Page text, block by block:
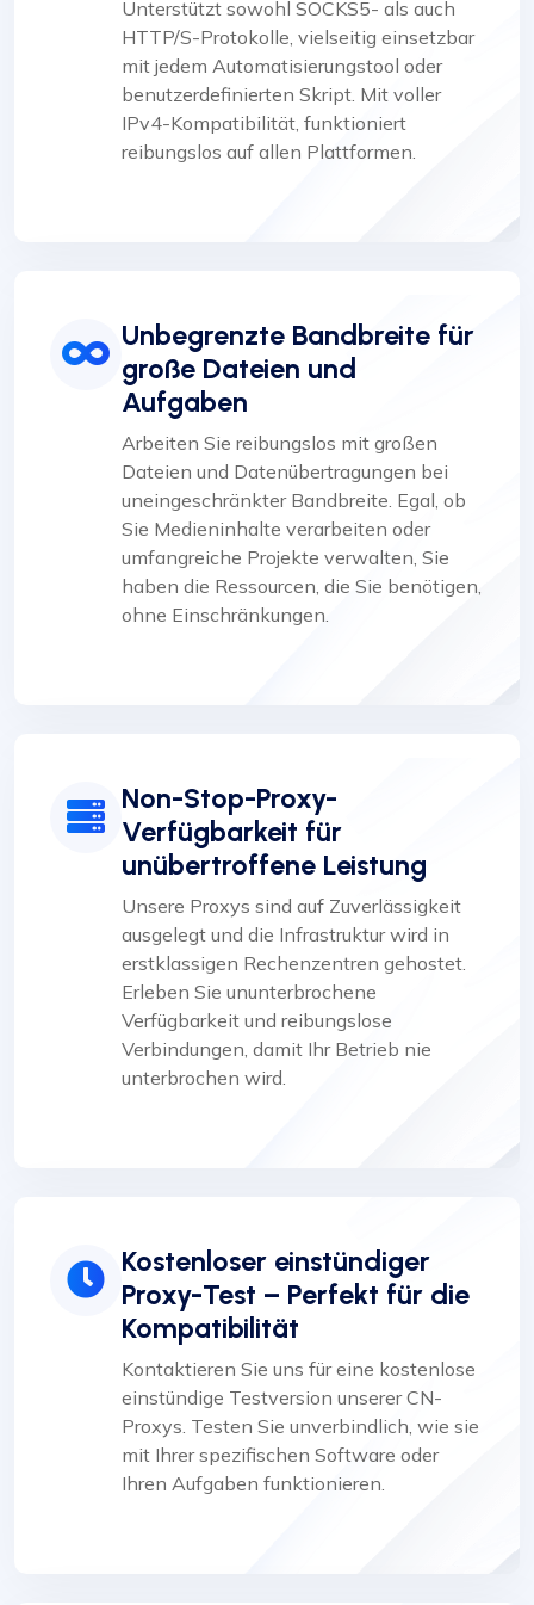
Unterstützt sowohl SOCKS5- als auch
HTTP/S-Protokolle, vielseitig einsetzbar
mit jedem Automatisierungstool oder
benutzerdefinierten Skript. Mit voller
IPv4-Kompatibilität, funktioniert
reibungslos auf allen Plattformen.
Unbegrenzte Bandbreite für
große Dateien und
Aufgaben
Arbeiten Sie reibungslos mit großen
Dateien und Datenübertragungen bei
uneingeschränkter Bandbreite. Egal, ob
Sie Medieninhalte verarbeiten oder
umfangreiche Projekte verwalten, Sie
haben die Ressourcen, die Sie benötigen,
ohne Einschränkungen.
Non-Stop-Proxy-
Verfügbarkeit für
unübertroffene Leistung
Unsere Proxys sind auf Zuverlässigkeit
ausgelegt und die Infrastruktur wird in
erstklassigen Rechenzentren gehostet.
Erleben Sie ununterbrochene
Verfügbarkeit und reibungslose
Verbindungen, damit Ihr Betrieb nie
unterbrochen wird.
Kostenloser einstündiger
Proxy-Test – Perfekt für die
Kompatibilität
Kontaktieren Sie uns für eine kostenlose
einstündige Testversion unserer CN-
Proxys. Testen Sie unverbindlich, wie sie
mit Ihrer spezifischen Software oder
Ihren Aufgaben funktionieren.